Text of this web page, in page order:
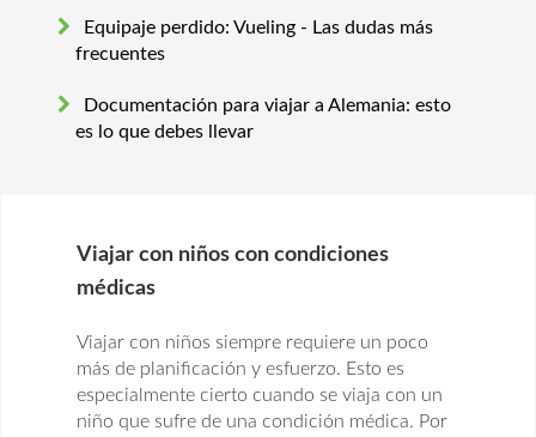
Equipaje perdido: Vueling - Las dudas más
frecuentes
Documentación para viajar a Alemania: esto
es lo que debes llevar
Viajar con niños con condiciones
médicas
Viajar con niños siempre requiere un poco
más de planificación y esfuerzo. Esto es
especialmente cierto cuando se viaja con un
niño que sufre de una condición médica. Por